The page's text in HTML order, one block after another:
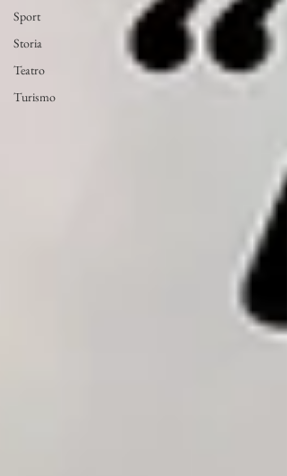
Sport
Storia
Teatro
Turismo